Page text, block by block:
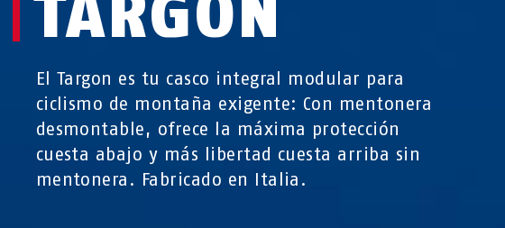
El Targon es tu casco integral modular para
ciclismo de montaña exigente: Con mentonera
desmontable, ofrece la máxima protección
cuesta abajo y más libertad cuesta arriba sin
mentonera. Fabricado en Italia.